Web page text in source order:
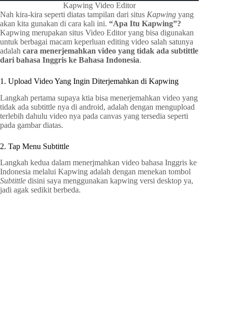
Kapwing Video Editor
Nah kira-kira seperti diatas tampilan dari situs Kapwing yang
akan kita gunakan di cara kali ini. “Apa Itu Kapwing”?
Kapwing merupakan situs Video Editor yang bisa digunakan
untuk berbagai macam keperluan editing video salah satunya
adalah cara menerjemahkan video yang tidak ada subtittle
dari bahasa Inggris ke Bahasa Indonesia.
1. Upload Video Yang Ingin Diterjemahkan di Kapwing
Langkah pertama supaya ktia bisa menerjemahkan video yang
tidak ada subtittle nya di android, adalah dengan mengupload
terlebih dahulu video nya pada canvas yang tersedia seperti
pada gambar diatas.
2. Tap Menu Subtittle
Langkah kedua dalam menerjmahkan video bahasa Inggris ke
Indonesia melalui Kapwing adalah dengan menekan tombol
Subtittle disini saya menggunakan kapwing versi desktop ya,
jadi agak sedikit berbeda.